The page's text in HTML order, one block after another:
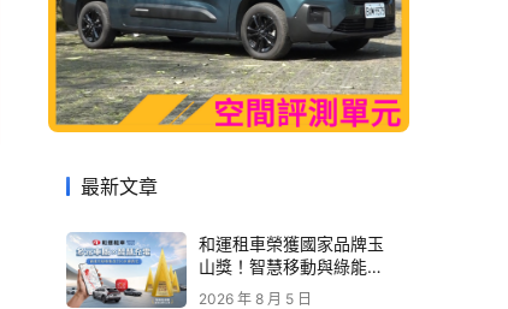
最新文章
和運租車榮獲國家品牌玉
山獎！智慧移動與綠能創
新 打造低碳永續新價值
2026 年 8 月 5 日